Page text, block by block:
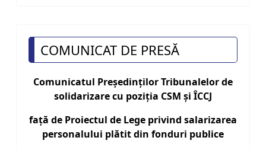
COMUNICAT DE PRESĂ
Comunicatul Preşedinților Tribunalelor de
solidarizare cu poziția CSM şi ÎCCJ
față de Proiectul de Lege privind salarizarea
personalului plătit din fonduri publice